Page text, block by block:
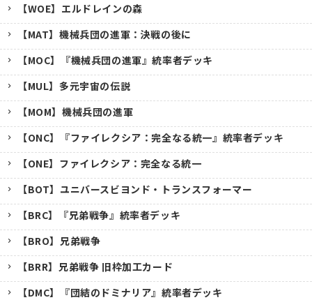
【WOE】エルドレインの森
【MAT】機械兵団の進軍：決戦の後に
【MOC】『機械兵団の進軍』統率者デッキ
【MUL】多元宇宙の伝説
【MOM】機械兵団の進軍
【ONC】『ファイレクシア：完全なる統一』統率者デッキ
【ONE】ファイレクシア：完全なる統一
【BOT】ユニバースビヨンド・トランスフォーマー
【BRC】『兄弟戦争』統率者デッキ
【BRO】兄弟戦争
【BRR】兄弟戦争 旧枠加工カード
【DMC】『団結のドミナリア』統率者デッキ